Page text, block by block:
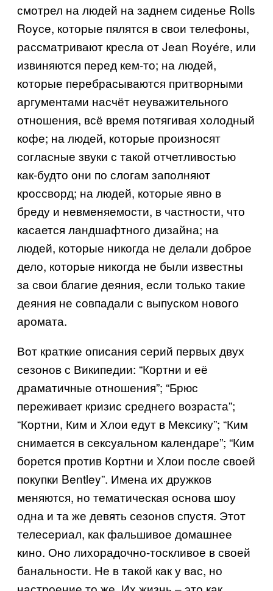
смотрел на людей на заднем сиденье Rolls
Royce, которые пялятся в свои телефоны,
рассматривают кресла от Jean Royére, или
извиняются перед кем-то; на людей,
которые перебрасываются притворными
аргументами насчёт неуважительного
отношения, всё время потягивая холодный
кофе; на людей, которые произносят
согласные звуки с такой отчетливостью
как-будто они по слогам заполняют
кроссворд; на людей, которые явно в
бреду и невменяемости, в частности, что
касается ландшафтного дизайна; на
людей, которые никогда не делали доброе
дело, которые никогда не были известны
за свои благие деяния, если только такие
деяния не совпадали с выпуском нового
аромата.
Вот краткие описания серий первых двух
сезонов с Википедии: “Кортни и её
драматичные отношения”; “Брюс
переживает кризис среднего возраста”;
“Кортни, Ким и Хлои едут в Мексику”; “Ким
снимается в сексуальном календаре”; “Ким
борется против Кортни и Хлои после своей
покупки Bentley”. Имена их дружков
меняются, но тематическая основа шоу
одна и та же девять сезонов спустя. Этот
телесериал, как фальшивое домашнее
кино. Оно лихорадочно-тоскливое в своей
банальности. Не в такой как у вас, но